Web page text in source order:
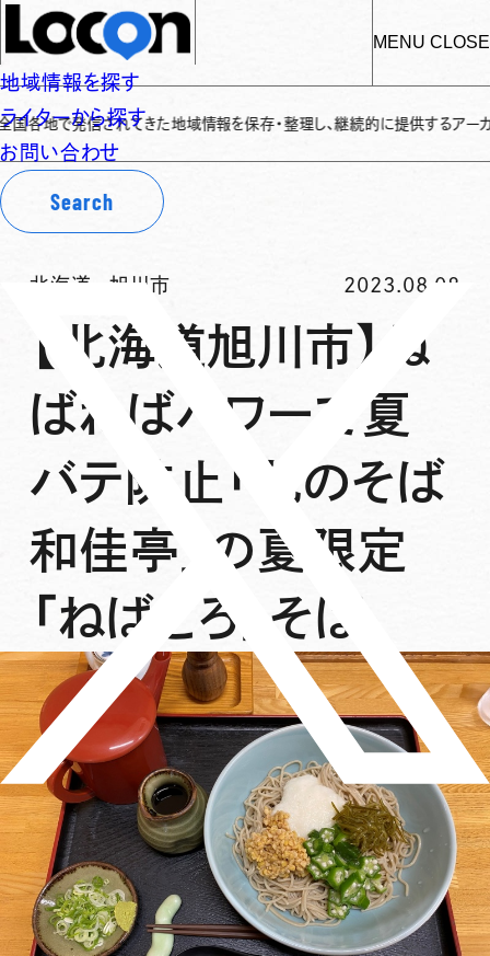
MENU CLOSE
地域情報を探す
ライターから探す
お問い合わせ
Search
発信されてきた地域情報を保存・整理し、継続的に提供するアーカイブサイ
北海道 -旭川市 2023.08.08
【北海道旭川市】ね
ばねばパワーで夏
バテ防止「北のそば
和佳亭」の夏限定
「ねばとろ」そば